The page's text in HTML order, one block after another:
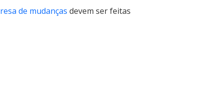
de mudanças devem ser feitas